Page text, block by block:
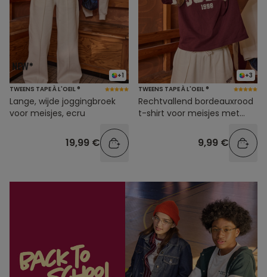
+1
TWEENS TAPE À L'OEIL ®
Lange, wijde joggingbroek
voor meisjes, ecru
19,99 €
+3
TWEENS TAPE À L'OEIL ®
Rechtvallend bordeauxrood
t-shirt voor meisjes met
9,99 €